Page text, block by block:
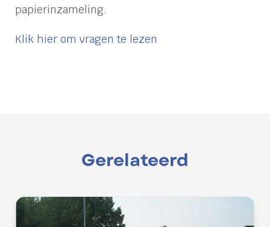
papierinzameling.
Klik hier om vragen te lezen
Gerelateerd